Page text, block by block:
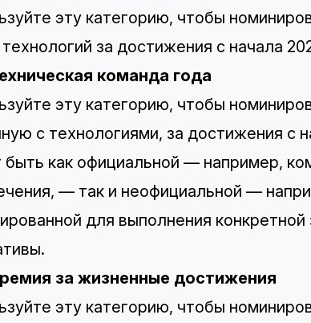
эту категорию, чтобы
за достижения с начала
команда года
эту категорию, чтобы
с технологиями, за достижения с
как официальной — например,
— так и неофициальной —
для выполнения
за жизненные достижения
эту категорию, чтобы